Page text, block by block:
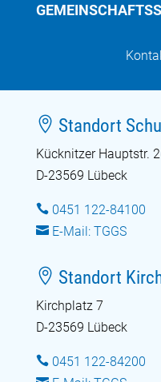
 Standort
Kücknitzer Hauptstr.
D-23569 Lübeck
 0451 122-84100
 E-Mail: TGGS
 Standort
Kirchplatz 7
D-23569 Lübeck
 0451 122-84200